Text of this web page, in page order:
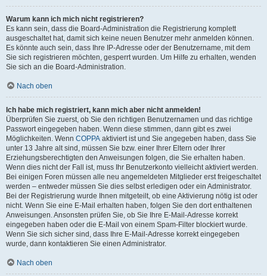
Warum kann ich mich nicht registrieren?
Es kann sein, dass die Board-Administration die Registrierung komplett
ausgeschaltet hat, damit sich keine neuen Benutzer mehr anmelden können.
Es könnte auch sein, dass Ihre IP-Adresse oder der Benutzername, mit dem
Sie sich registrieren möchten, gesperrt wurden. Um Hilfe zu erhalten, wenden
Sie sich an die Board-Administration.
Nach oben
Ich habe mich registriert, kann mich aber nicht anmelden!
Überprüfen Sie zuerst, ob Sie den richtigen Benutzernamen und das richtige
Passwort eingegeben haben. Wenn diese stimmen, dann gibt es zwei
Möglichkeiten. Wenn COPPA aktiviert ist und Sie angegeben haben, dass Sie
unter 13 Jahre alt sind, müssen Sie bzw. einer Ihrer Eltern oder Ihrer
Erziehungsberechtigten den Anweisungen folgen, die Sie erhalten haben.
Wenn dies nicht der Fall ist, muss Ihr Benutzerkonto vielleicht aktiviert werden.
Bei einigen Foren müssen alle neu angemeldeten Mitglieder erst freigeschaltet
werden – entweder müssen Sie dies selbst erledigen oder ein Administrator.
Bei der Registrierung wurde Ihnen mitgeteilt, ob eine Aktivierung nötig ist oder
nicht. Wenn Sie eine E-Mail erhalten haben, folgen Sie den dort enthaltenen
Anweisungen. Ansonsten prüfen Sie, ob Sie Ihre E-Mail-Adresse korrekt
eingegeben haben oder die E-Mail von einem Spam-Filter blockiert wurde.
Wenn Sie sich sicher sind, dass Ihre E-Mail-Adresse korrekt eingegeben
wurde, dann kontaktieren Sie einen Administrator.
Nach oben